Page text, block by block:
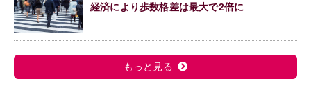
経済により歩数格差は最大で2倍に
もっと見る